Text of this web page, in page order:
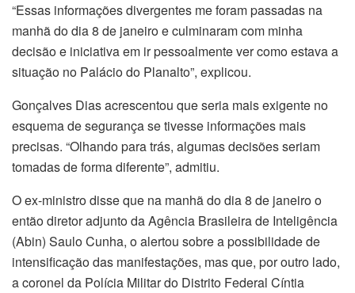
“Essas informações divergentes me foram passadas na
manhã do dia 8 de janeiro e culminaram com minha
decisão e iniciativa em ir pessoalmente ver como estava a
situação no Palácio do Planalto”, explicou.
Gonçalves Dias acrescentou que seria mais exigente no
esquema de segurança se tivesse informações mais
precisas. “Olhando para trás, algumas decisões seriam
tomadas de forma diferente”, admitiu.
O ex-ministro disse que na manhã do dia 8 de janeiro o
então diretor adjunto da Agência Brasileira de Inteligência
(Abin) Saulo Cunha, o alertou sobre a possibilidade de
intensificação das manifestações, mas que, por outro lado,
a coronel da Polícia Militar do Distrito Federal Cíntia